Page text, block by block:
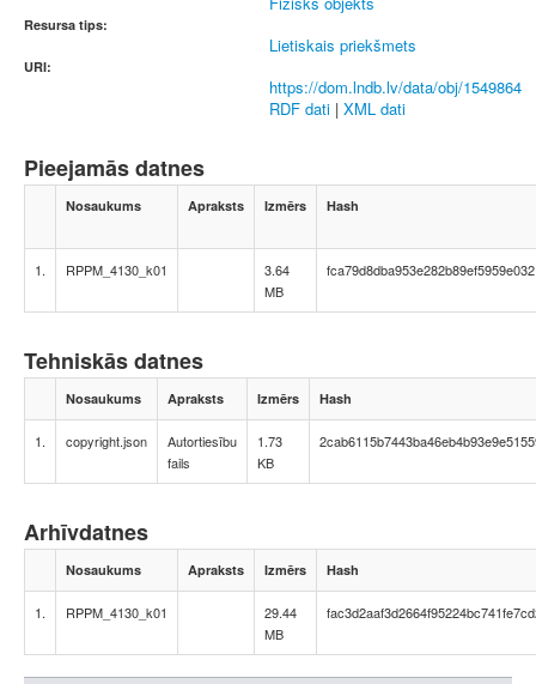
Resursa tips:
Lietiskais priekšmets
URI:
https://dom.lndb.lv/data/obj/1549864
RDF dati | XML dati
Pieejamās datnes
Nosaukums Apraksts Izmērs Hash
1. RPPM_4130_k01
3.64
MB
Tehniskās datnes
Nosaukums Apraksts Izmērs Hash
1. copyright.json
Autortiesību
fails
1.73
KB
Arhīvdatnes
Nosaukums Apraksts Izmērs Hash
1. RPPM_4130_k01
29.44
MB